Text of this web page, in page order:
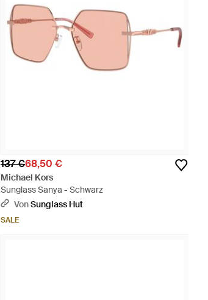
137 €68,50 €
Michael Kors
Sunglass Sanya - Schwarz
VonSunglass Hut
SALE